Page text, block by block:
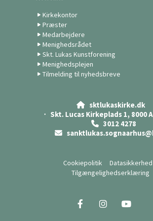
Kirkekontor
Præster
Medarbejdere
Menighedsrådet
Skt. Lukas Kunstforening
Menighedsplejen
Tilmelding til nyhedsbreve
sktlukaskirke.dk
· Skt. Lucas Kirkeplads 1, 8000
3012 4278

Cookiepolitik
Datasikkerhed
Tilgængelighedserklæring